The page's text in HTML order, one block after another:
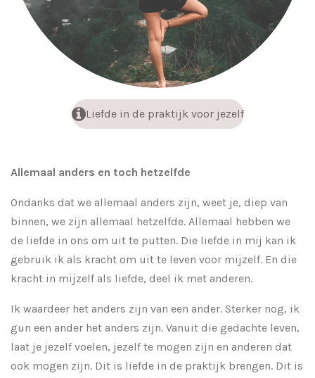
Liefde in de praktijk voor jezelf
Allemaal anders en toch hetzelfde
Ondanks dat we allemaal anders zijn, weet je, diep van
binnen, we zijn allemaal hetzelfde. Allemaal hebben we
de liefde in ons om uit te putten. Die liefde in mij kan ik
gebruik ik als kracht om uit te leven voor mijzelf. En die
kracht in mijzelf als liefde, deel ik met anderen.
Ik waardeer het anders zijn van een ander. Sterker nog, ik
gun een ander het anders zijn. Vanuit die gedachte leven,
laat je jezelf voelen, jezelf te mogen zijn en anderen dat
ook mogen zijn. Dit is liefde in de praktijk brengen. Dit is